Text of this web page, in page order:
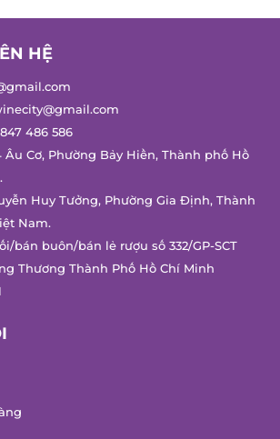
HỆ
486 586
Âu Cơ, Phường Bảy Hiền, Thành phố Hồ
Huy Tưởng, Phường Gia Định, Thành
Nam.
bán buôn/bán lẻ rượu số 332/GP-SCT
Thương Thành Phố Hồ Chí Minh